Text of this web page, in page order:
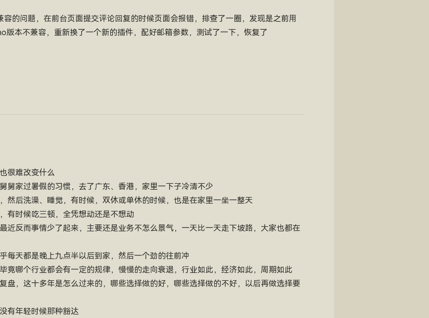
的问题，在前台页面提交评论回复的时候页面会报错，排查了一圈，发现是之前用
版本不兼容，重新换了一个新的插件，配好邮箱参数，测试了一下，恢复了
很难改变什么
舅家过暑假的习惯，去了广东、香港，家里一下子冷清不少
然后洗澡、睡觉，有时候，双休或单休的时候，也是在家里一坐一整天
有时候吃三顿，全凭想动还是不想动
近反而事情少了起来，主要还是业务不怎么景气，一天比一天走下坡路，大家也都在
每天都是晚上九点半以后到家，然后一个劲的往前冲
竟哪个行业都会有一定的规律，慢慢的走向衰退，行业如此，经济如此，周期如此
盘，这十多年是怎么过来的，哪些选择做的好，哪些选择做的不好，以后再做选择要
有年轻时候那种豁达